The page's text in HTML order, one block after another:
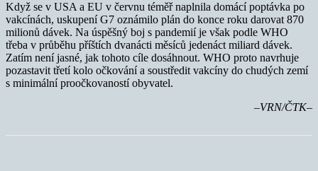
Když se v USA a EU v červnu téměř naplnila domácí poptávka po
vakcínách, uskupení G7 oznámilo plán do konce roku darovat 870
milionů dávek. Na úspěšný boj s pandemií je však podle WHO
třeba v průběhu příštích dvanácti měsíců jedenáct miliard dávek.
Zatím není jasné, jak tohoto cíle dosáhnout. WHO proto navrhuje
pozastavit třetí kolo očkování a soustředit vakcíny do chudých zemí
s minimální proočkovaností obyvatel.
–VRN/ČTK–